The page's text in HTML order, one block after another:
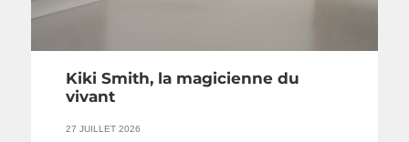
Kiki Smith, la magicienne du
vivant
27 JUILLET 2026